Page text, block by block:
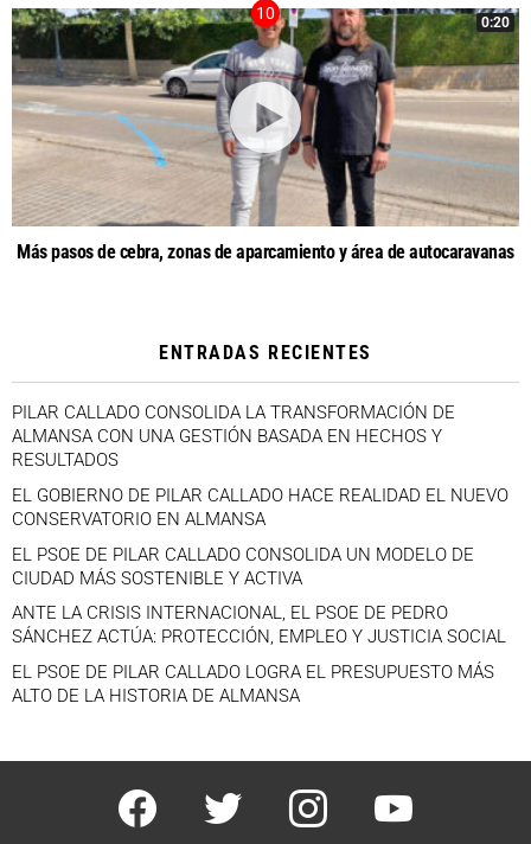
0:20
Más pasos de cebra, zonas de aparcamiento y área de autocaravanas
ENTRADAS RECIENTES
PILAR CALLADO CONSOLIDA LA TRANSFORMACIÓN DE
ALMANSA CON UNA GESTIÓN BASADA EN HECHOS Y
RESULTADOS
EL GOBIERNO DE PILAR CALLADO HACE REALIDAD EL NUEVO
CONSERVATORIO EN ALMANSA
EL PSOE DE PILAR CALLADO CONSOLIDA UN MODELO DE
CIUDAD MÁS SOSTENIBLE Y ACTIVA
ANTE LA CRISIS INTERNACIONAL, EL PSOE DE PEDRO
SÁNCHEZ ACTÚA: PROTECCIÓN, EMPLEO Y JUSTICIA SOCIAL
EL PSOE DE PILAR CALLADO LOGRA EL PRESUPUESTO MÁS
ALTO DE LA HISTORIA DE ALMANSA
facebook twitter instagram youtube